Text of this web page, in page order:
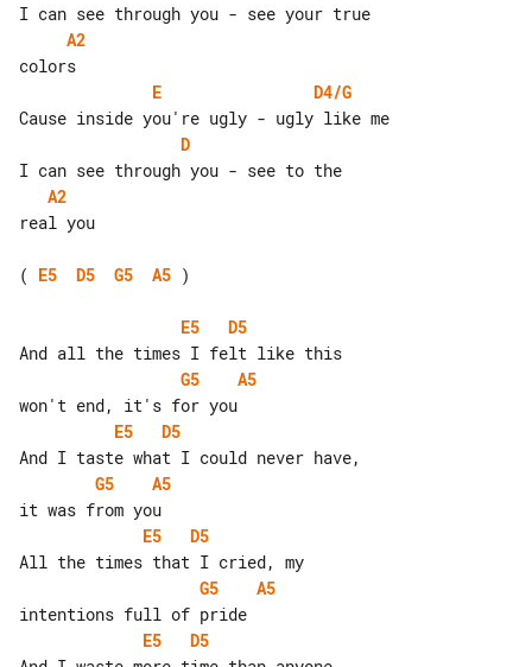
A2
E
D4/G
D
A2
real you
( E5 D5 G5 A5 )
E5
D5
G5
A5
E5
D5
G5
A5
E5
D5
G5
A5
E5
D5